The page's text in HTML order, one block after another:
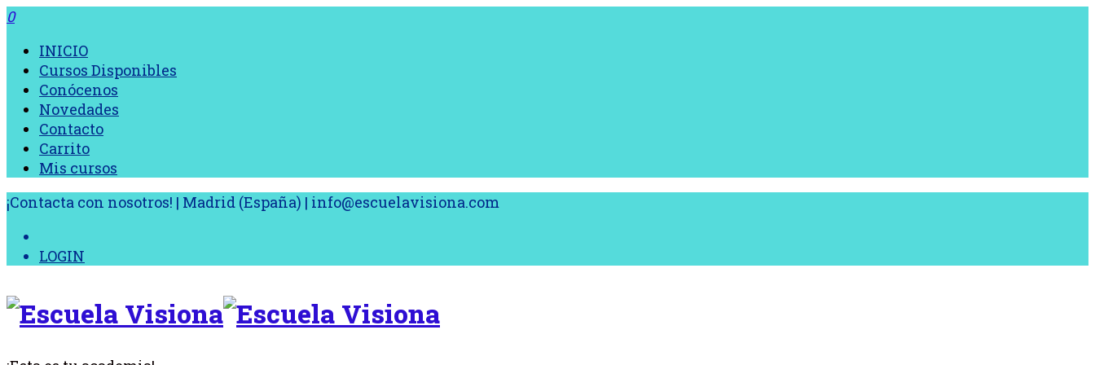
0
INICIO
Cursos Disponibles
Conócenos
Novedades
Contacto
Carrito
Mis cursos
¡Contacta con nosotros! | Madrid (España) | info@escuelavisiona.com
LOGIN